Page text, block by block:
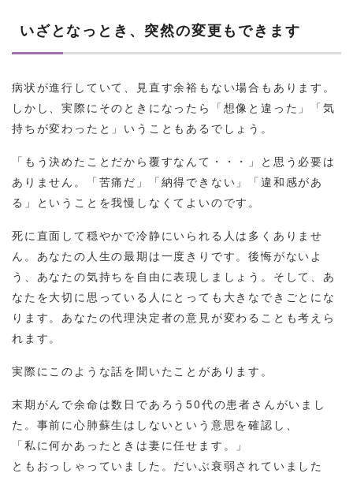
いざとなっとき、突然の変更もできます
病状が進行していて、見直す余裕もない場合もあります。
しかし、実際にそのときになったら「想像と違った」「気
持ちが変わったと」いうこともあるでしょう。
「もう決めたことだから覆すなんて・・・」と思う必要は
ありません。「苦痛だ」「納得できない」「違和感があ
る」ということを我慢しなくてよいのです。
死に直面して穏やかで冷静にいられる人は多くありませ
ん。あなたの人生の最期は一度きりです。後悔がないよ
う、あなたの気持ちを自由に表現しましょう。そして、あ
なたを大切に思っている人にとっても大きなできごとにな
ります。あなたの代理決定者の意見が変わることも考えら
れます。
実際にこのような話を聞いたことがあります。
末期がんで余命は数日であろう50代の患者さんがいまし
た。事前に心肺蘇生はしないという意思を確認し、
「私に何かあったときは妻に任せます。」
ともおっしゃっていました。だいぶ衰弱されていました